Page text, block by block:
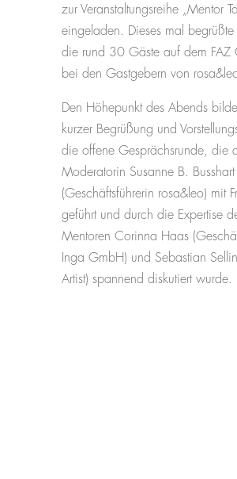
zur Veranstaltungsreihe „Mentor
eingeladen. Dieses mal begrüßte
die rund 30 Gäste auf dem FAZ
bei den Gastgebern von
Den Höhepunkt des Abends
kurzer Begrüßung und
die offene Gesprächsrunde, die
Moderatorin Susanne B. Busshart
(Geschäftsführerin rosa&leo) mit
geführt und durch die Expertise
Mentoren Corinna Haas
Inga GmbH) und Sebastian
Artist) spannend diskutiert wurde.